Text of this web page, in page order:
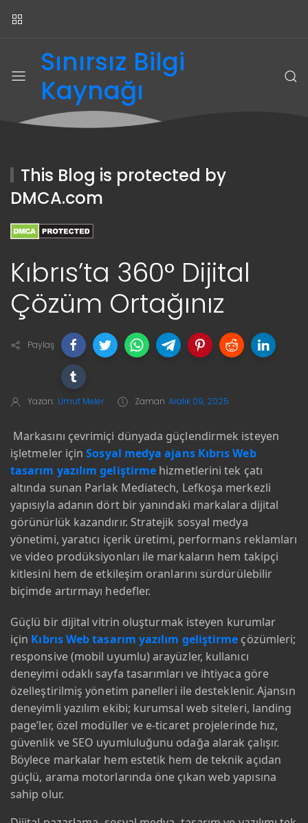
Sınırsız Bilgi
Kaynağı
This Blog is protected by
DMCA.com
Kıbrıs’ta 360° Dijital
Çözüm Ortağınız
Paylaş
Yazan: Umut Meler Zaman Aralık 09, 2025
Markasını çevrimiçi dünyada güçlendirmek isteyen
işletmeler için Sosyal medya ajans Kıbrıs Web
tasarım yazılım geliştirme hizmetlerini tek çatı
altında sunan Parlak Mediatech, Lefkoşa merkezli
yapısıyla adanın dört bir yanındaki markalara dijital
görünürlük kazandırır. Stratejik sosyal medya
yönetimi, yaratıcı içerik üretimi, performans reklamları
ve video prodüksiyonları ile markaların hem takipçi
kitlesini hem de etkileşim oranlarını sürdürülebilir
biçimde artırmayı hedefler.
Güçlü bir dijital vitrin oluşturmak isteyen kurumlar
için Kıbrıs Web tasarım yazılım geliştirme çözümleri;
responsive (mobil uyumlu) arayüzler, kullanıcı
deneyimi odaklı sayfa tasarımları ve ihtiyaca göre
özelleştirilmiş yönetim panelleri ile desteklenir. Ajansın
deneyimli yazılım ekibi; kurumsal web siteleri, landing
page’ler, özel modüller ve e‑ticaret projelerinde hız,
güvenlik ve SEO uyumluluğunu odağa alarak çalışır.
Böylece markalar hem estetik hem de teknik açıdan
güçlü, arama motorlarında öne çıkan web yapısına
sahip olur.